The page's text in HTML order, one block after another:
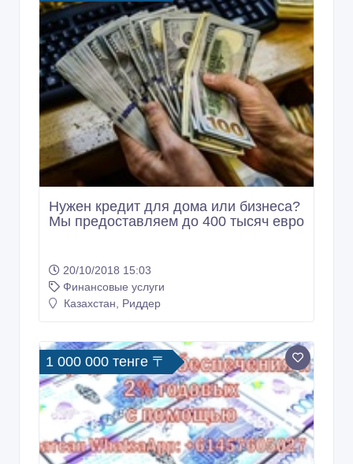
Нужен кредит для дома или бизнеса?
Мы предоставляем до 400 тысяч евро
20/10/2018 15:03
Финансовые услуги
Казахстан, Риддер
1 000 000 тенге 〒